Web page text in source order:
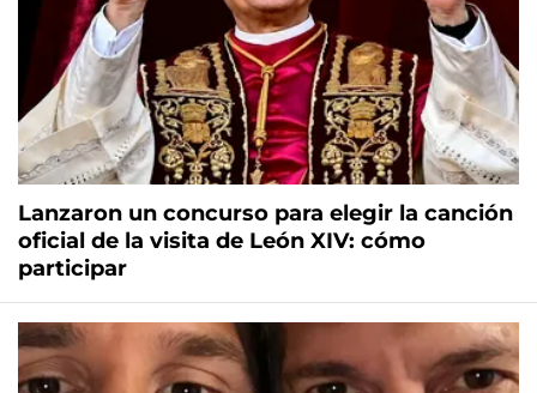
Lanzaron un concurso para elegir la canción
oficial de la visita de León XIV: cómo
participar